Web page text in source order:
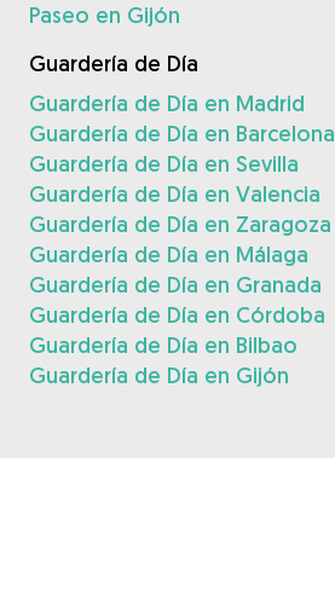
Paseo en Gijón
Guardería de Día
Guardería de Día en Madrid
Guardería de Día en Barcelona
Guardería de Día en Sevilla
Guardería de Día en Valencia
Guardería de Día en Zaragoza
Guardería de Día en Málaga
Guardería de Día en Granada
Guardería de Día en Córdoba
Guardería de Día en Bilbao
Guardería de Día en Gijón